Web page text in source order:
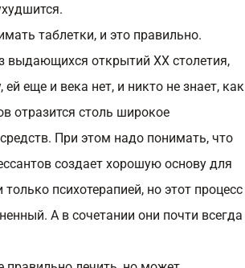
таблетки, и это правильно.
выдающихся открытий XX столетия,
еще и века нет, и никто не знает, как
отразится столь широкое
При этом надо понимать, что
создает хорошую основу для
психотерапией, но этот процесс
А в сочетании они почти всегда